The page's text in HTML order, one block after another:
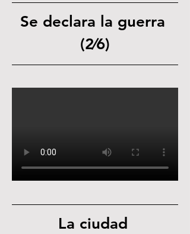
Se declara la guerra
(2⁄6)
La ciudad